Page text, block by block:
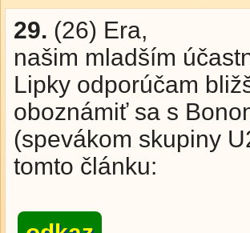
29. (26) Era,
našim mladším
Lipky odporúčam
oboznámiť sa s
(spevákom skupiny
tomto článku: